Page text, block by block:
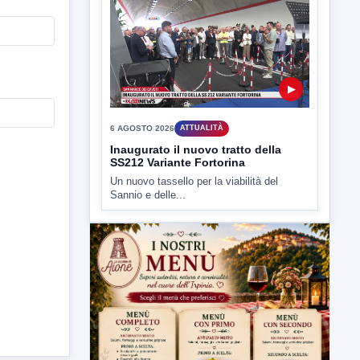
6 AGOSTO 2026 ATTUALITÀ
Inaugurato il nuovo tratto della
SS212 Variante Fortorina
Un nuovo tassello per la viabilità del
Sannio e delle...